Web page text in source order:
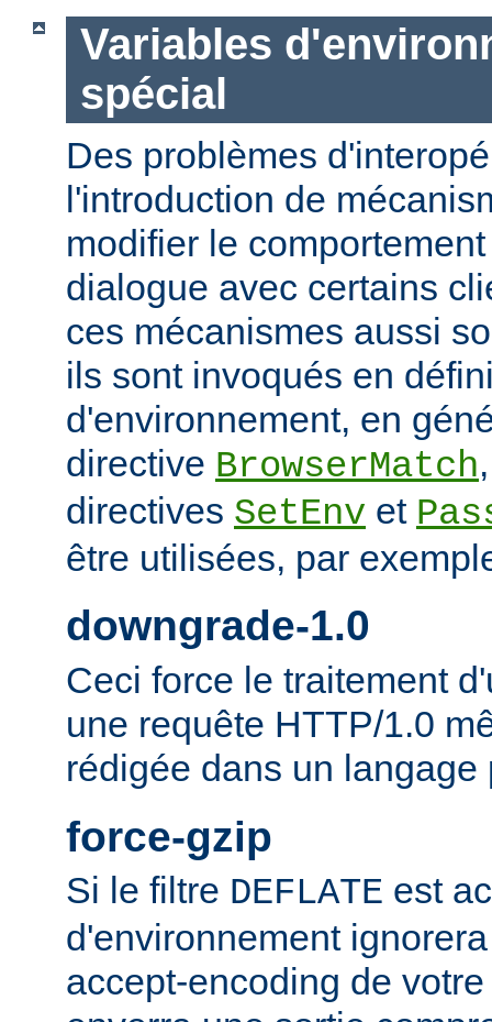
Variables
spécial
Des problèmes
l'introduction de
modifier le
dialogue avec certains
ces mécanismes aussi
ils sont invoqués en
d'environnement, en
directive BrowserMatch
directives SetEnv et
être utilisées, par
downgrade-1.0
Ceci force le traitement
une requête HTTP/1.0
rédigée dans un langage
force-gzip
Si le filtre DEFLATE est
d'environnement
accept-encoding de